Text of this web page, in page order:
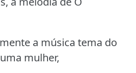
a música tema do
mulher,